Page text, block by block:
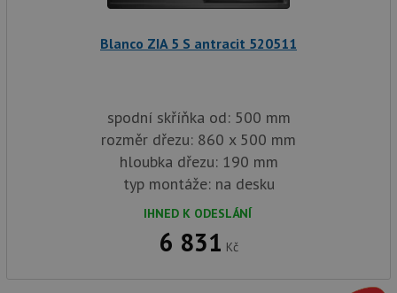
Blanco ZIA 5 S antracit 520511
spodní skříňka od: 500 mm
rozměr dřezu: 860 x 500 mm
hloubka dřezu: 190 mm
typ montáže: na desku
IHNED K ODESLÁNÍ
6 831 Kč